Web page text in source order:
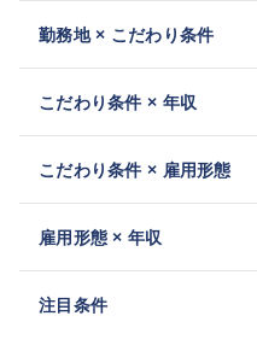
勤務地 × こだわり条件
こだわり条件 × 年収
こだわり条件 × 雇用形態
雇用形態 × 年収
注目条件